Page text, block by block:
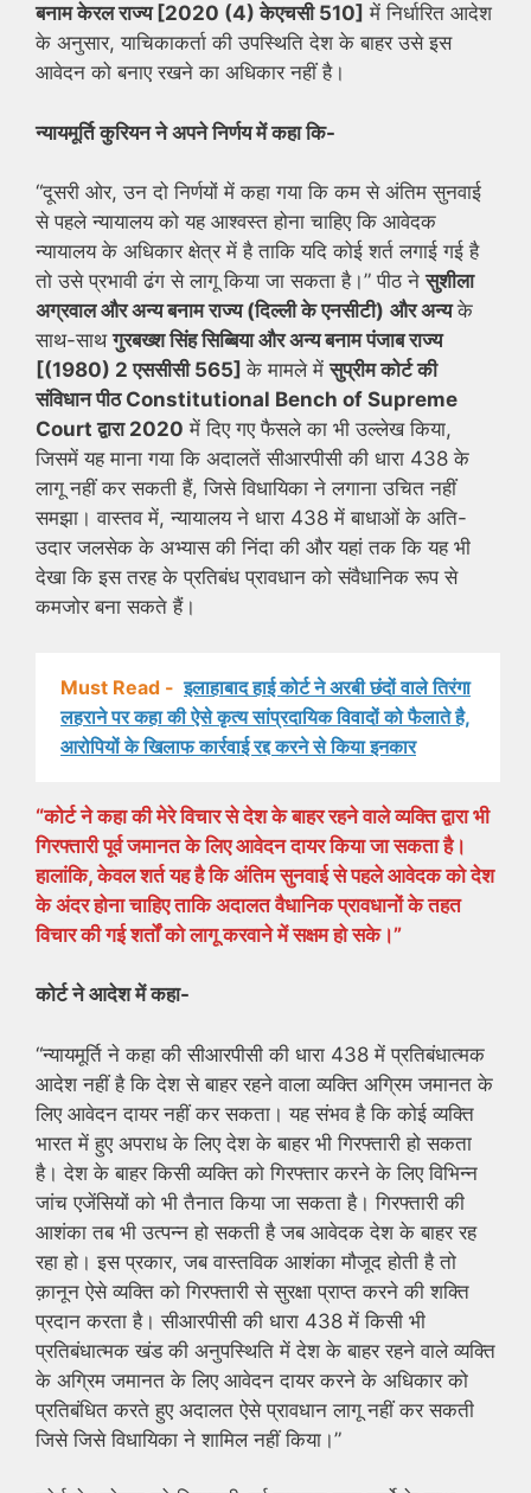
बनाम केरल राज्य [2020 (4) केएचसी 510] में निर्धारित आदेश
के अनुसार, याचिकाकर्ता की उपस्थिति देश के बाहर उसे इस
आवेदन को बनाए रखने का अधिकार नहीं है।
न्यायमूर्ति कुरियन ने अपने निर्णय में कहा कि-
“दूसरी ओर, उन दो निर्णयों में कहा गया कि कम से अंतिम सुनवाई
से पहले न्यायालय को यह आश्वस्त होना चाहिए कि आवेदक
न्यायालय के अधिकार क्षेत्र में है ताकि यदि कोई शर्त लगाई गई है
तो उसे प्रभावी ढंग से लागू किया जा सकता है।” पीठ नेसुशीला
अग्रवाल और अन्य बनाम राज्य (दिल्ली के एनसीटी) और अन्यके
साथ-साथगुरबख्श सिंह सिब्बिया और अन्य बनाम पंजाब राज्य
[(1980) 2 एससीसी 565]के मामले मेंसुप्रीम कोर्ट की
संविधान पीठ Constitutional Bench of Supreme
Court द्वारा 2020 में दिए गए फैसले का भी उल्लेख किया,
जिसमें यह माना गया कि अदालतें सीआरपीसी की धारा 438 के
लागू नहीं कर सकती हैं, जिसे विधायिका ने लगाना उचित नहीं
समझा। वास्तव में, न्यायालय ने धारा 438 में बाधाओं के अति-
उदार जलसेक के अभ्यास की निंदा की और यहां तक ​​​​कि यह भी
देखा कि इस तरह के प्रतिबंध प्रावधान को संवैधानिक रूप से
कमजोर बना सकते हैं।
Must Read - इलाहाबाद हाई कोर्ट ने अरबी छंदों वाले तिरंगा
लहराने पर कहा की ऐसे कृत्य सांप्रदायिक विवादों को फैलाते है,
आरोपियों के खिलाफ कार्रवाई रद्द करने से किया इनकार
“कोर्ट ने कहा की मेरे विचार से देश के बाहर रहने वाले व्यक्ति द्वारा भी
गिरफ्तारी पूर्व जमानत के लिए आवेदन दायर किया जा सकता है।
हालांकि, केवल शर्त यह है कि अंतिम सुनवाई से पहले आवेदक को देश
के अंदर होना चाहिए ताकि अदालत वैधानिक प्रावधानों के तहत
विचार की गई शर्तों को लागू करवाने में सक्षम हो सके।”
कोर्ट ने आदेश में कहा-
“न्यायमूर्ति ने कहा की सीआरपीसी की धारा 438 में प्रतिबंधात्मक
आदेश नहीं है कि देश से बाहर रहने वाला व्यक्ति अग्रिम जमानत के
लिए आवेदन दायर नहीं कर सकता। यह संभव है कि कोई व्यक्ति
भारत में हुए अपराध के लिए देश के बाहर भी गिरफ्तारी हो सकता
है। देश के बाहर किसी व्यक्ति को गिरफ्तार करने के लिए विभिन्न
जांच एजेंसियों को भी तैनात किया जा सकता है। गिरफ्तारी की
आशंका तब भी उत्पन्न हो सकती है जब आवेदक देश के बाहर रह
रहा हो। इस प्रकार, जब वास्तविक आशंका मौजूद होती है तो
क़ानून ऐसे व्यक्ति को गिरफ्तारी से सुरक्षा प्राप्त करने की शक्ति
प्रदान करता है। सीआरपीसी की धारा 438 में किसी भी
प्रतिबंधात्मक खंड की अनुपस्थिति में देश के बाहर रहने वाले व्यक्ति
के अग्रिम जमानत के लिए आवेदन दायर करने के अधिकार को
प्रतिबंधित करते हुए अदालत ऐसे प्रावधान लागू नहीं कर सकती
जिसे जिसे विधायिका ने शामिल नहीं किया।”